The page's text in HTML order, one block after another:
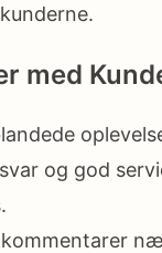
med
og god